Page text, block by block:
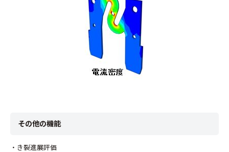
その他の機能
・き裂進展評価